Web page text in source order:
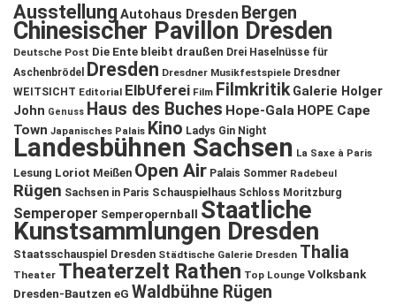
Ausstellung Autohaus Dresden Bergen
Chinesischer Pavillon Dresden
Deutsche Post Die Ente bleibt draußen Drei Haselnüsse für
Aschenbrödel
Dresden Dresdner Musikfestspiele Dresdner
WEITSICHT Editorial ElbUferei Film Filmkritik Galerie Holger
John Genuss Haus des Buches Hope-Gala HOPE Cape
Town Japanisches Palais Kino Ladys Gin Night
Landesbühnen Sachsen La Saxe à Paris
Lesung Loriot Meißen Open Air Palais Sommer Radebeul
Rügen Sachsen in Paris Schauspielhaus Schloss Moritzburg
Semperoper Semperopernball Staatliche
Kunstsammlungen Dresden
Staatsschauspiel Dresden Städtische Galerie Dresden Thalia
Theater Theaterzelt Rathen Top Lounge Volksbank
Dresden-Bautzen eG Waldbühne Rügen